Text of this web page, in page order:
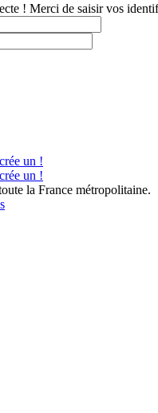
! Merci de saisir vos
un !
un !
la France métropolitaine.